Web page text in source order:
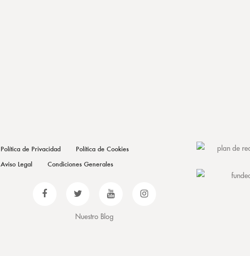
Política de Privacidad
Política de Cookies
Aviso Legal
Condiciones Generales
Nuestro Blog